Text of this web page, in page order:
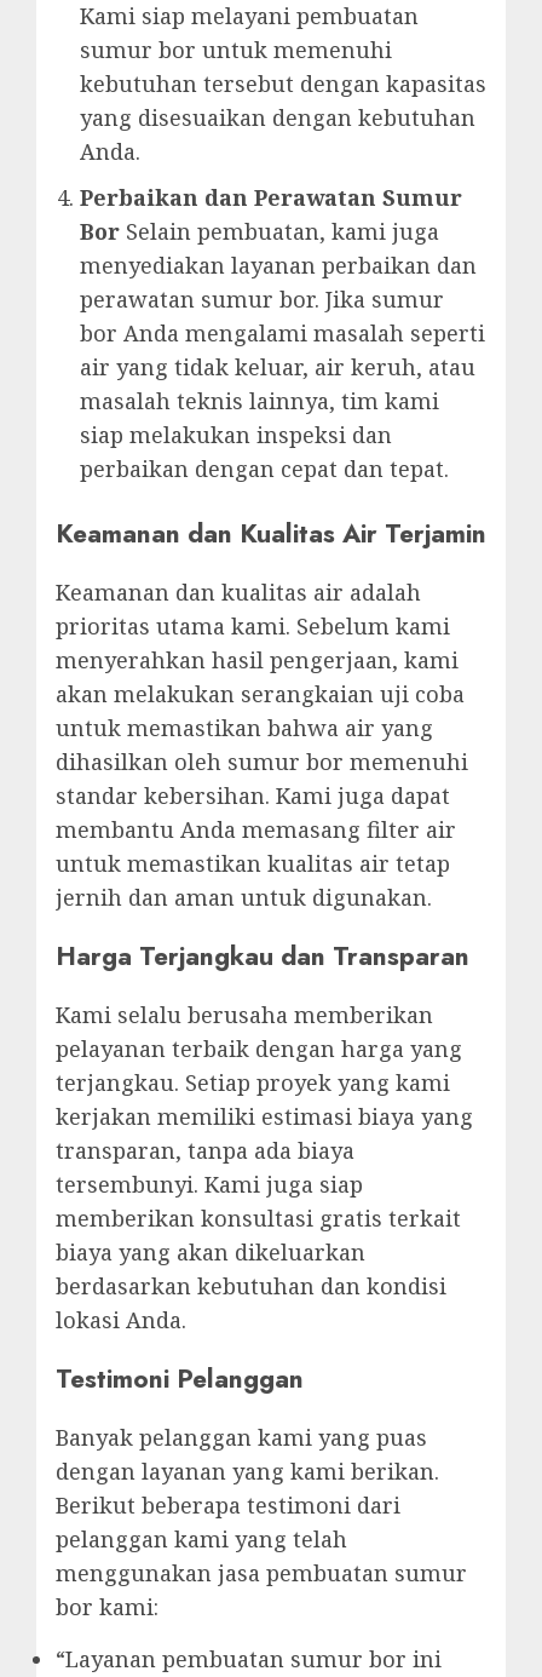
Kami siap melayani pembuatan
sumur bor untuk memenuhi
kebutuhan tersebut dengan kapasitas
yang disesuaikan dengan kebutuhan
Anda.
Perbaikan dan Perawatan Sumur
Bor Selain pembuatan, kami juga
menyediakan layanan perbaikan dan
perawatan sumur bor. Jika sumur
bor Anda mengalami masalah seperti
air yang tidak keluar, air keruh, atau
masalah teknis lainnya, tim kami
siap melakukan inspeksi dan
perbaikan dengan cepat dan tepat.
Keamanan dan Kualitas Air Terjamin
Keamanan dan kualitas air adalah
prioritas utama kami. Sebelum kami
menyerahkan hasil pengerjaan, kami
akan melakukan serangkaian uji coba
untuk memastikan bahwa air yang
dihasilkan oleh sumur bor memenuhi
standar kebersihan. Kami juga dapat
membantu Anda memasang filter air
untuk memastikan kualitas air tetap
jernih dan aman untuk digunakan.
Harga Terjangkau dan Transparan
Kami selalu berusaha memberikan
pelayanan terbaik dengan harga yang
terjangkau. Setiap proyek yang kami
kerjakan memiliki estimasi biaya yang
transparan, tanpa ada biaya
tersembunyi. Kami juga siap
memberikan konsultasi gratis terkait
biaya yang akan dikeluarkan
berdasarkan kebutuhan dan kondisi
lokasi Anda.
Testimoni Pelanggan
Banyak pelanggan kami yang puas
dengan layanan yang kami berikan.
Berikut beberapa testimoni dari
pelanggan kami yang telah
menggunakan jasa pembuatan sumur
bor kami:
“Layanan pembuatan sumur bor ini